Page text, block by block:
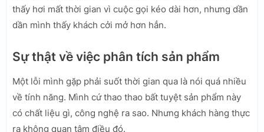
thấy hơi mất thời gian vì cuộc gọi kéo dài hơn, nhưng dần
dần mình thấy khách cởi mở hơn hẳn.
Sự thật về việc phân tích sản phẩm
Một lỗi mình gặp phải suốt thời gian qua là nói quá nhiều
về tính năng. Mình cứ thao thao bất tuyệt sản phẩm này
có chất liệu gì, công nghệ ra sao. Nhưng khách hàng thực
ra không quan tâm điều đó.